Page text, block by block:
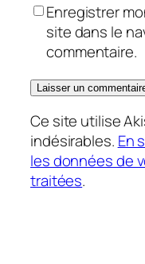
Enregistrer
site dans le
commentaire.
Ce site utilise
indésirables. En
les données de
traitées.